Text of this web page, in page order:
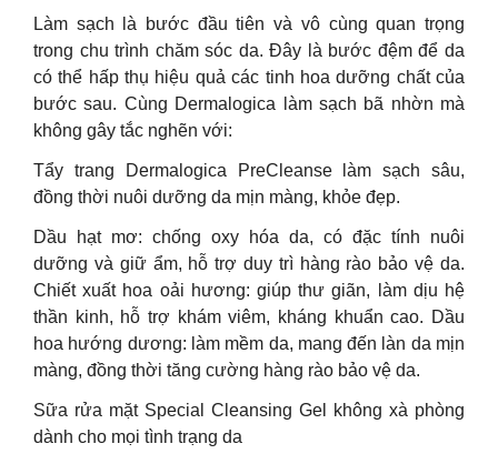
Làm sạch là bước đầu tiên và vô cùng quan trọng
trong chu trình chăm sóc da. Đây là bước đệm để da
có thể hấp thụ hiệu quả các tinh hoa dưỡng chất của
bước sau. Cùng Dermalogica làm sạch bã nhờn mà
không gây tắc nghẽn với:
Tẩy trang Dermalogica PreCleanse làm sạch sâu,
đồng thời nuôi dưỡng da mịn màng, khỏe đẹp.
Dầu hạt mơ: chống oxy hóa da, có đặc tính nuôi
dưỡng và giữ ẩm, hỗ trợ duy trì hàng rào bảo vệ da.
Chiết xuất hoa oải hương: giúp thư giãn, làm dịu hệ
thần kinh, hỗ trợ khám viêm, kháng khuẩn cao. Dầu
hoa hướng dương: làm mềm da, mang đến làn da mịn
màng, đồng thời tăng cường hàng rào bảo vệ da.
Sữa rửa mặt Special Cleansing Gel không xà phòng
dành cho mọi tình trạng da